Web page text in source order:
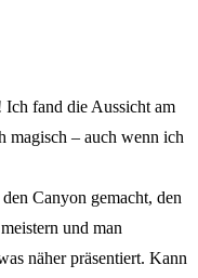
fand die Aussicht am
magisch – auch wenn ich
Canyon gemacht, den
und man
näher präsentiert. Kann